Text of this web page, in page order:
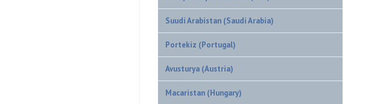
Suudi Arabistan (Saudi Arabia)
Portekiz (Portugal)
Avusturya (Austria)
Macaristan (Hungary)